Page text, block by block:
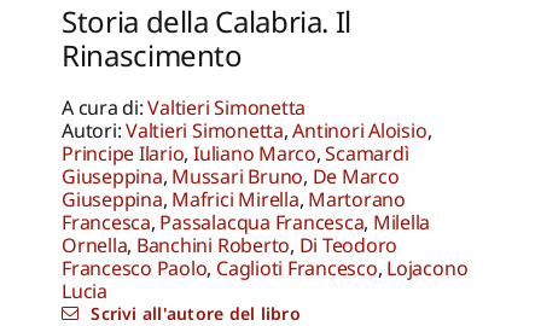
Storia della Calabria. Il
Rinascimento
A cura di:Valtieri Simonetta
Autori:Valtieri Simonetta,Antinori Aloisio,
Principe Ilario, Iuliano Marco,Scamardì
Giuseppina, Mussari Bruno, De Marco
Giuseppina, Mafrici Mirella, Martorano
Francesca, Passalacqua Francesca, Milella
Ornella, Banchini Roberto, Di Teodoro
Francesco Paolo, Caglioti Francesco, Lojacono
Lucia
Scrivi all'autore del libro